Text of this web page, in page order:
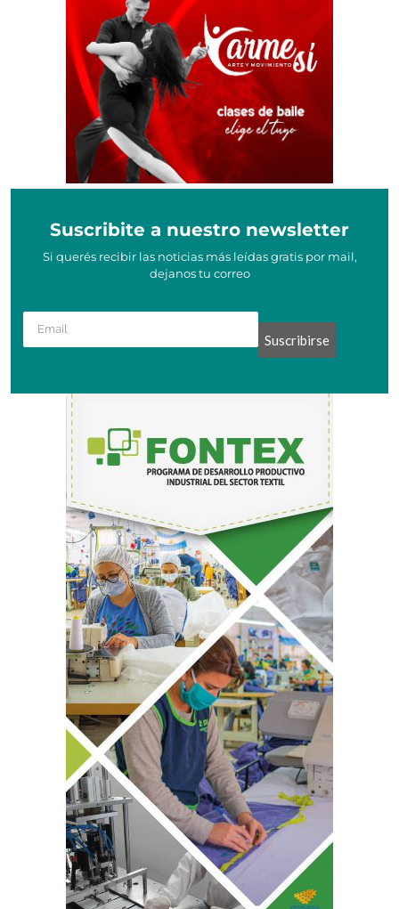
Suscribite a nuestro newsletter
Si querés recibir las noticias más leídas gratis por mail,
dejanos tu correo
Suscribirse